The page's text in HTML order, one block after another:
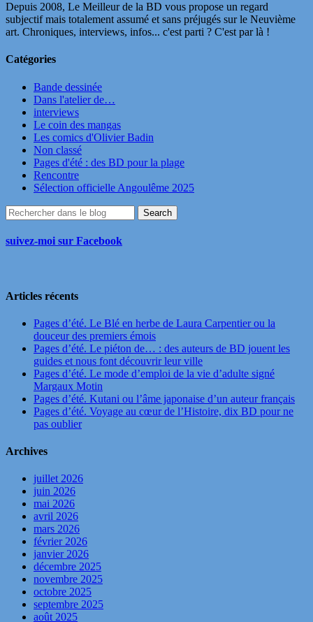
Depuis 2008, Le Meilleur de la BD vous propose un regard
subjectif mais totalement assumé et sans préjugés sur le Neuvième
art. Chroniques, interviews, infos... c'est parti ? C'est par là !
Catégories
Bande dessinée
Dans l'atelier de…
interviews
Le coin des mangas
Les comics d'Olivier Badin
Non classé
Pages d'été : des BD pour la plage
Rencontre
Sélection officielle Angoulême 2025
suivez-moi sur Facebook
Articles récents
Pages d’été. Le Blé en herbe de Laura Carpentier ou la
douceur des premiers émois
Pages d’été. Le piéton de… : des auteurs de BD jouent les
guides et nous font découvrir leur ville
Pages d’été. Le mode d’emploi de la vie d’adulte signé
Margaux Motin
Pages d’été. Kutani ou l’âme japonaise d’un auteur français
Pages d’été. Voyage au cœur de l’Histoire, dix BD pour ne
pas oublier
Archives
juillet 2026
juin 2026
mai 2026
avril 2026
mars 2026
février 2026
janvier 2026
décembre 2025
novembre 2025
octobre 2025
septembre 2025
août 2025